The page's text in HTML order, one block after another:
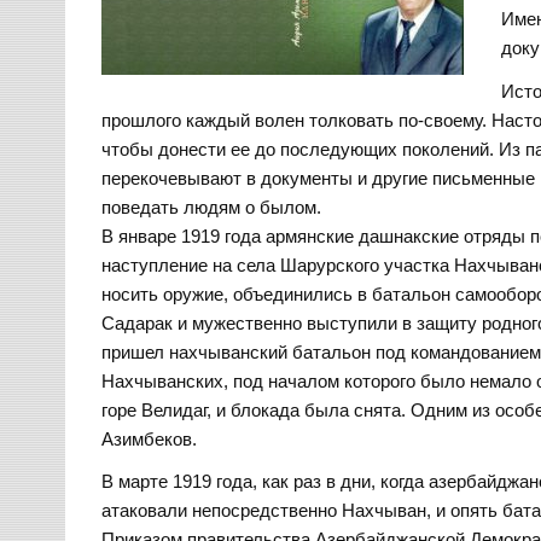
прошлого каждый волен толковать по-своему.
чтобы донести ее до последующих поколений. Из
перекочевывают в документы и другие письменные
поведать людям о былом.
В январе 1919 года армянские дашнакские отряды
наступление на села Шарурского участка
носить оружие, объединились в батальон
Садарак и мужественно выступили в защиту
пришел нахчыванский батальон под
Нахчыванских, под началом которого было
горе Велидаг, и блокада была снята. Одним из
Азимбеков.
В марте 1919 года, как раз в дни, когда
атаковали непосредственно Нахчыван, и опять